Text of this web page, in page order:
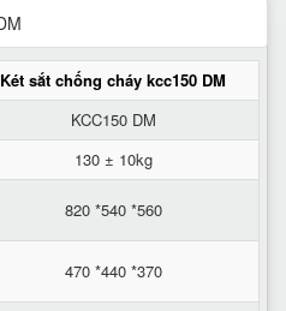
Két sắt chống cháy kcc150 DM
KCC150 DM
130 ± 10kg
820 *540 *560
470 *440 *370